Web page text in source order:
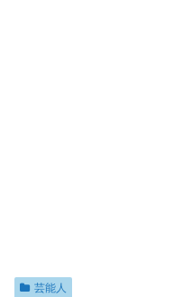
芸能人